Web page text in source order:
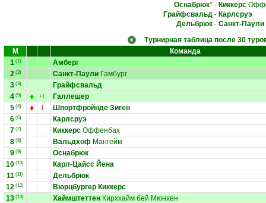
Оснабрюк*- Киккерс
Грайфсвальд- Карлсруэ
Дельбрюк- Санкт-Паули
Турнирная таблица после 30
М
Команда
1 (1)
Амберг
2 (2) Санкт-Паули Гамбург
3 (3)
Грайфсвальд
4 (5) +1
Галлешер
5 (4) -1
Шпортфройнде Зиген
6 (6)
Карлсруэ
7 (7) Киккерс Оффенбах
8 (8) Вальдхоф Мангейм
9 (9)
Оснабрюк
10 (10)
Карл-Цайсс Йена
11 (11)
Дельбрюк
12 (12)
Вюрцбургер Киккерс
13 (13) Хаймштеттен Кирххайм бей Мюнхен